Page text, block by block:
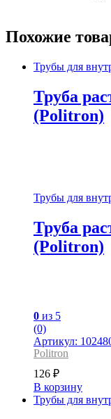
Похожие
Трубы для
Труба
(Politron)
Трубы для
Труба
(Politron)
0 из 5
(0)
Артикул:
Politron
126 ₽
В корзину
Трубы для